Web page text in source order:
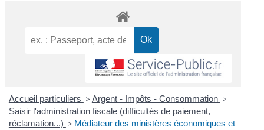
Accueil particuliers > Argent - Impôts - Consommation >
Saisir l'administration fiscale (difficultés de paiement,
réclamation...) > Médiateur des ministères économiques et